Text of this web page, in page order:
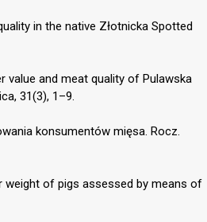
in the native Złotnicka Spotted
value and meat quality of Pulawska
31(3), 1–9.
konsumentów mięsa. Rocz.
weight of pigs assessed by means of